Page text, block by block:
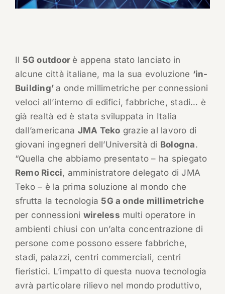
Il 5G outdoor è appena stato lanciato in
alcune città italiane, ma la sua evoluzione ‘in-
Building’a onde millimetriche per connessioni
veloci all’interno di edifici, fabbriche, stadi… è
già realtà ed è stata sviluppata in Italia
dall’americana JMA Teko grazie al lavoro di
giovani ingegneri dell’Università di Bologna.
“Quella che abbiamo presentato – ha spiegato
Remo Ricci, amministratore delegato di JMA
Teko – è la prima soluzione al mondo che
sfrutta la tecnologia 5G a onde millimetriche
per connessioni wireless multi operatore in
ambienti chiusi con un’alta concentrazione di
persone come possono essere fabbriche,
stadi, palazzi, centri commerciali, centri
fieristici. L’impatto di questa nuova tecnologia
avrà particolare rilievo nel mondo produttivo,